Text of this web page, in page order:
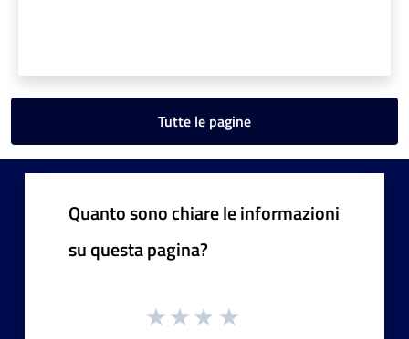
Tutte le pagine
Quanto sono chiare le informazioni
su questa pagina?